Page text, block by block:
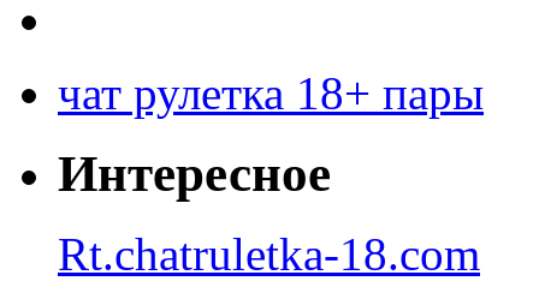
чат рулетка 18+ пары
Интересное
Rt.chatruletka-18.com